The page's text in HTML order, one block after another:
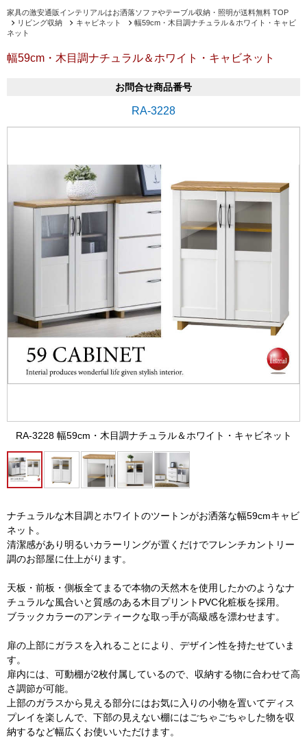
家具の激安通販インテリアルはお洒落ソファやテーブル収納・照明が送料無料 TOP
リビング収納
キャビネット
幅59cm・木目調ナチュラル＆ホワイト・キャビ
ネット
幅59cm・木目調ナチュラル＆ホワイト・キャビネット
お問合せ商品番号
RA-3228
RA-3228 幅59cm・木目調ナチュラル＆ホワイト・キャビネット
ナチュラルな木目調とホワイトのツートンがお洒落な幅59cmキャビ
ネット。
清潔感があり明るいカラーリングが置くだけでフレンチカントリー
調のお部屋に仕上がります。
天板・前板・側板全てまるで本物の天然木を使用したかのようなナ
チュラルな風合いと質感のある木目プリントPVC化粧板を採用。
ブラックカラーのアンティークな取っ手が高級感を漂わせます。
扉の上部にガラスを入れることにより、デザイン性を持たせていま
す。
扉内には、可動棚が2枚付属しているので、収納する物に合わせて高
さ調節が可能。
上部のガラスから見える部分にはお気に入りの小物を置いてディス
プレイを楽しんで、下部の見えない棚にはごちゃごちゃした物を収
納するなど幅広くお使いいただけます。